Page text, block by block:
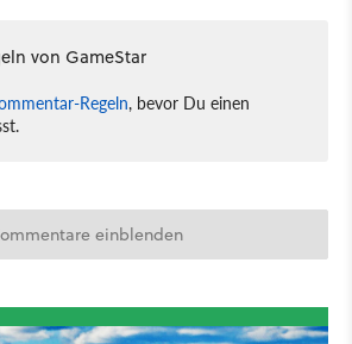
von GameStar
Regeln, bevor Du einen
einblenden